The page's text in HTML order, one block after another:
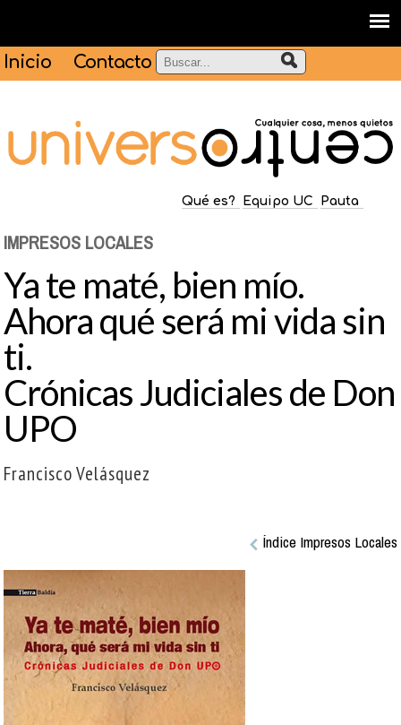
Inicio Contacto
Qué es? Equipo UC Pauta
IMPRESOS LOCALES
Ya te maté, bien mío.
Ahora qué será mi vida sin
ti.
Crónicas Judiciales de Don
UPO
Francisco Velásquez
Índice Impresos Locales